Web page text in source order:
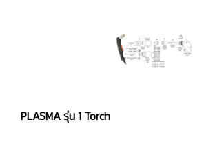
PLASMA รุ่น 1 Torch